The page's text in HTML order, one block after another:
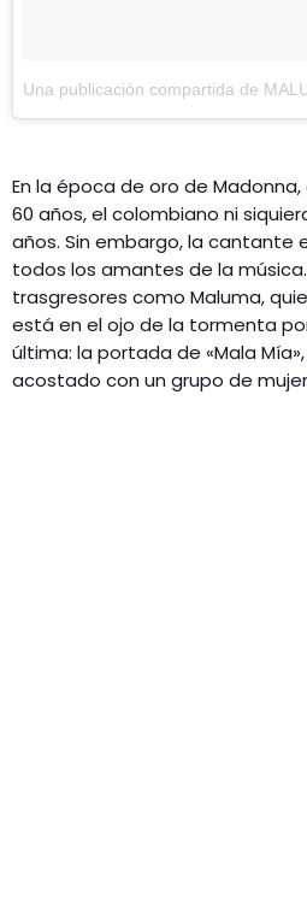
Una publicación compartida de
En la época de oro de
60 años, el colombiano ni
años. Sin embargo, la cantante
todos los amantes de la
trasgresores como Maluma,
está en el ojo de la tormenta
última: la portada de «Mala
acostado con un grupo de